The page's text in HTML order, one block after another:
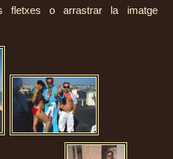
fletxes o arrastrar la imatge